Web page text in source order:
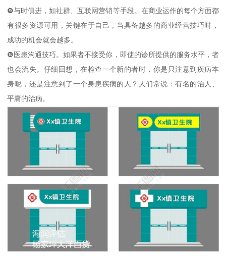
❾与时俱进，如社群、互联网营销等手段。在商业运作的每个方面都
有很多资源可用，关键在于自己，当具备越多的商业经营技巧时，
成功的机会就会越多。
❿医患沟通技巧。如果者不接受你，即使的诊所提供的服务水平，者
也会流失。仔细回想，在检查一个新的者时，你是只注意到疾病本
身呢，还是注意到了一个身患疾病的人？人们常说：有名的治人、
平庸的治病。